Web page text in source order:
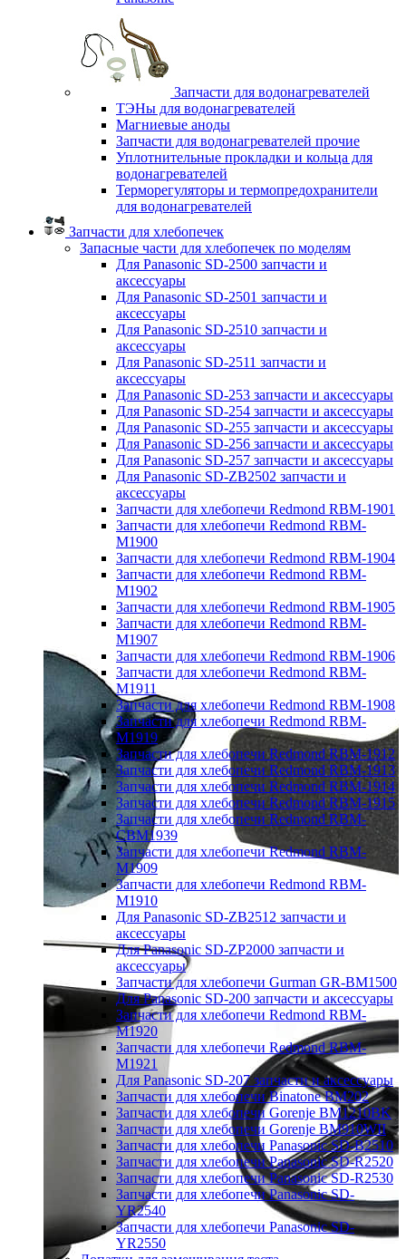
Запчасти для водонагревателей
ТЭНы для водонагревателей
Магниевые аноды
Запчасти для водонагревателей прочие
Уплотнительные прокладки и кольца для
водонагревателей
Терморегуляторы и термопредохранители
для водонагревателей
Запчасти для хлебопечек
Запасные части для хлебопечек по моделям
Для Panasonic SD-2500 запчасти и
аксессуары
Для Panasonic SD-2501 запчасти и
аксессуары
Для Panasonic SD-2510 запчасти и
аксессуары
Для Panasonic SD-2511 запчасти и
аксессуары
Для Panasonic SD-253 запчасти и аксессуары
Для Panasonic SD-254 запчасти и аксессуары
Для Panasonic SD-255 запчасти и аксессуары
Для Panasonic SD-256 запчасти и аксессуары
Для Panasonic SD-257 запчасти и аксессуары
Для Panasonic SD-ZB2502 запчасти и
аксессуары
Запчасти для хлебопечи Redmond RBM-1901
Запчасти для хлебопечи Redmond RBM-
M1900
Запчасти для хлебопечи Redmond RBM-1904
Запчасти для хлебопечи Redmond RBM-
M1902
Запчасти для хлебопечи Redmond RBM-1905
Запчасти для хлебопечи Redmond RBM-
M1907
Запчасти для хлебопечи Redmond RBM-1906
Запчасти для хлебопечи Redmond RBM-
M1911
Запчасти для хлебопечи Redmond RBM-1908
Запчасти для хлебопечи Redmond RBM-
M1919
Запчасти для хлебопечи Redmond RBM-1912
Запчасти для хлебопечи Redmond RBM-1913
Запчасти для хлебопечи Redmond RBM-1914
Запчасти для хлебопечи Redmond RBM-1915
Запчасти для хлебопечи Redmond RBM-
CBM1939
Запчасти для хлебопечи Redmond RBM-
M1909
Запчасти для хлебопечи Redmond RBM-
M1910
Для Panasonic SD-ZB2512 запчасти и
аксессуары
Для Panasonic SD-ZP2000 запчасти и
аксессуары
Запчасти для хлебопечи Gurman GR-BM1500
Для Panasonic SD-200 запчасти и аксессуары
Запчасти для хлебопечи Redmond RBM-
M1920
Запчасти для хлебопечи Redmond RBM-
M1921
Для Panasonic SD-207 запчасти и аксессуары
Запчасти для хлебопечи Binatone BM202
Запчасти для хлебопечи Gorenje BM1210BK
Запчасти для хлебопечи Gorenje BM910WII
Запчасти для хлебопечи Panasonic SD-B2510
Запчасти для хлебопечи Panasonic SD-R2520
Запчасти для хлебопечи Panasonic SD-R2530
Запчасти для хлебопечи Panasonic SD-
YR2540
Запчасти для хлебопечи Panasonic SD-
YR2550